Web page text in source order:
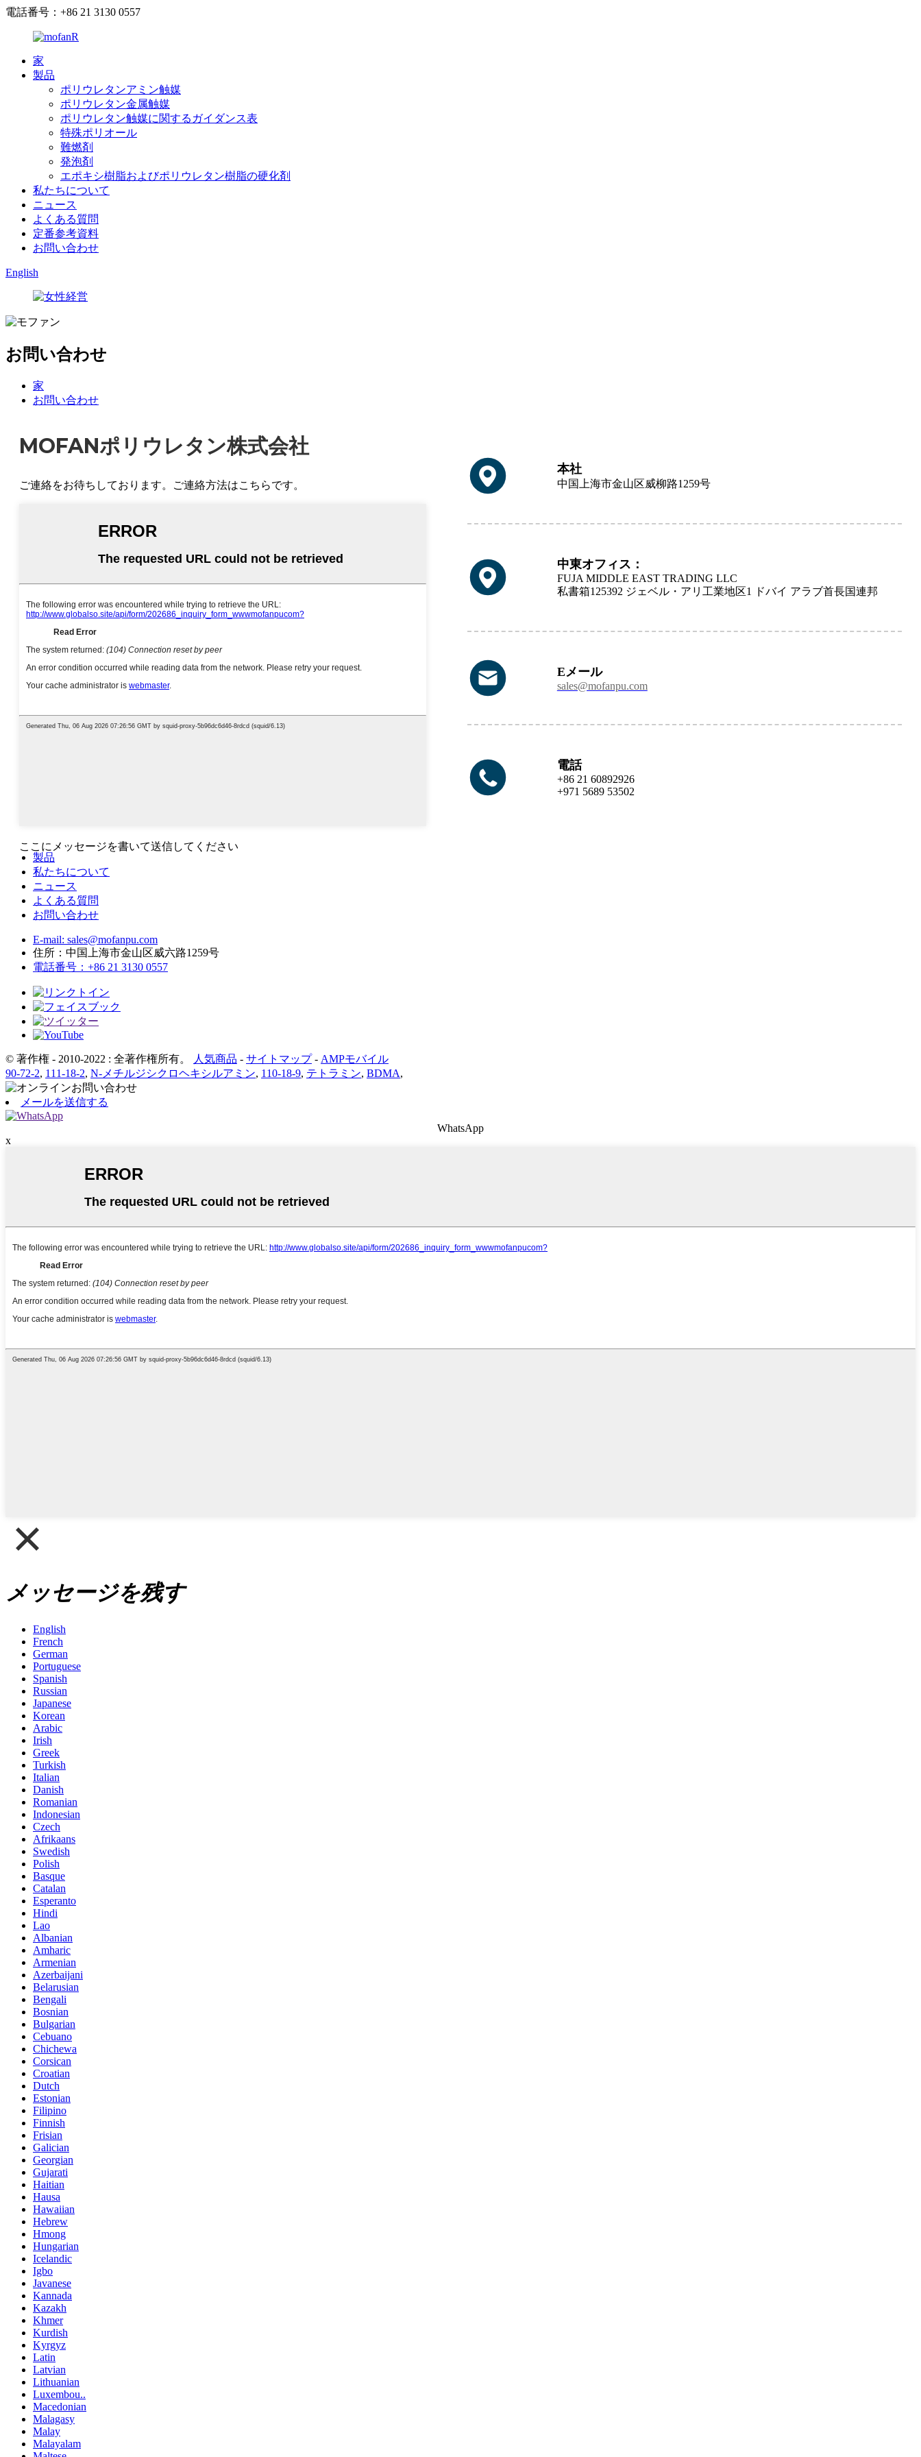
電話番号：+86 21 3130 0557
家
製品
ポリウレタンアミン触媒
ポリウレタン金属触媒
ポリウレタン触媒に関するガイダンス表
特殊ポリオール
難燃剤
発泡剤
エポキシ樹脂およびポリウレタン樹脂の硬化剤
私たちについて
ニュース
よくある質問
定番参考資料
お問い合わせ
English
お問い合わせ
家
お問い合わせ
MOFANポリウレタン株式会社
ご連絡をお待ちしております。ご連絡方法はこちらです。
ここにメッセージを書いて送信してください
本社
中国上海市金山区威柳路1259号
中東オフィス：
FUJA MIDDLE EAST TRADING LLC
私書箱125392 ジェベル・アリ工業地区1 ドバイ アラブ首長国連邦
Eメール
sales@mofanpu.com
電話
+86 21 60892926
+971 5689 53502
製品
私たちについて
ニュース
よくある質問
お問い合わせ
E-mail: sales@mofanpu.com
住所：中国上海市金山区威六路1259号
電話番号：+86 21 3130 0557
© 著作権 - 2010-2022 : 全著作権所有。 人気商品 - サイトマップ- AMPモバイル
90-72-2, 111-18-2, N-メチルジシクロヘキシルアミン, 110-18-9, テトラミン, BDMA,
メールを送信する
WhatsApp
x
メッセージを残す
English
French
German
Portuguese
Spanish
Russian
Japanese
Korean
Arabic
Irish
Greek
Turkish
Italian
Danish
Romanian
Indonesian
Czech
Afrikaans
Swedish
Polish
Basque
Catalan
Esperanto
Hindi
Lao
Albanian
Amharic
Armenian
Azerbaijani
Belarusian
Bengali
Bosnian
Bulgarian
Cebuano
Chichewa
Corsican
Croatian
Dutch
Estonian
Filipino
Finnish
Frisian
Galician
Georgian
Gujarati
Haitian
Hausa
Hawaiian
Hebrew
Hmong
Hungarian
Icelandic
Igbo
Javanese
Kannada
Kazakh
Khmer
Kurdish
Kyrgyz
Latin
Latvian
Lithuanian
Luxembou..
Macedonian
Malagasy
Malay
Malayalam